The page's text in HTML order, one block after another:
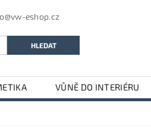
eshop.cz
VŮNĚ DO INTERIÉRU